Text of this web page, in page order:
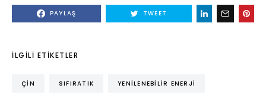
PAYLAŞ TWEET
İLGILI ETIKETLER
ÇIN SIFIRATIK YENILENEBILIR ENERJI